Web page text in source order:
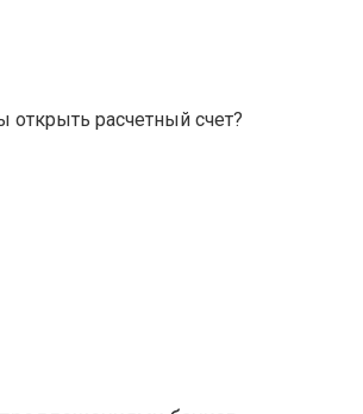
открыть расчетный счет?